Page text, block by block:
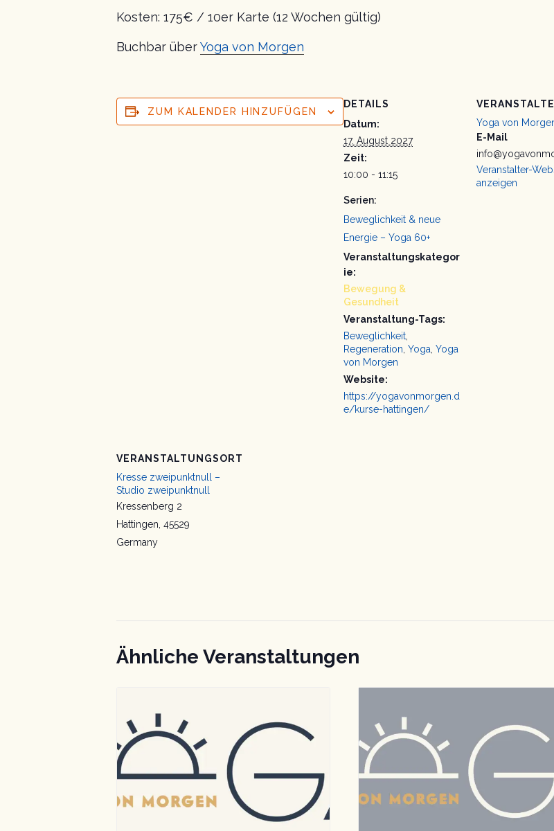
Kosten: 175€ / 10er Karte (12 Wochen gültig)
Buchbar überYoga von Morgen
ZUM KALENDER HINZUFÜGEN
DETAILS
Datum:
17. August 2027
Zeit:
10:00 - 11:15
Serien:
Beweglichkeit & neue
Energie – Yoga 60+
Veranstaltungskategor
ie:
Bewegung &
Gesundheit
Veranstaltung-Tags:
Beweglichkeit,
Regeneration Yoga Yoga
von Morgen
Website:
https://yogavonmorgen.d
e/kurse-hattingen/
Yoga von
E-Mail
Veranstalter-
anzeigen
VERANSTALTUNGSORT
Kresse zweipunktnull –
Studio zweipunktnull
Kressenberg 2
Hattingen 45529
Germany
Ähnliche Veranstaltungen